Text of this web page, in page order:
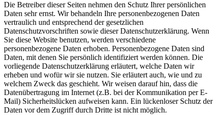
Die Betreiber dieser Seiten nehmen den Schutz Ihrer persönlichen
Daten sehr ernst. Wir behandeln Ihre personenbezogenen Daten
vertraulich und entsprechend der gesetzlichen
Datenschutzvorschriften sowie dieser Datenschutzerklärung. Wenn
Sie diese Website benutzen, werden verschiedene
personenbezogene Daten erhoben. Personenbezogene Daten sind
Daten, mit denen Sie persönlich identifiziert werden können. Die
vorliegende Datenschutzerklärung erläutert, welche Daten wir
erheben und wofür wir sie nutzen. Sie erläutert auch, wie und zu
welchem Zweck das geschieht. Wir weisen darauf hin, dass die
Datenübertragung im Internet (z.B. bei der Kommunikation per E-
Mail) Sicherheitslücken aufweisen kann. Ein lückenloser Schutz der
Daten vor dem Zugriff durch Dritte ist nicht möglich.